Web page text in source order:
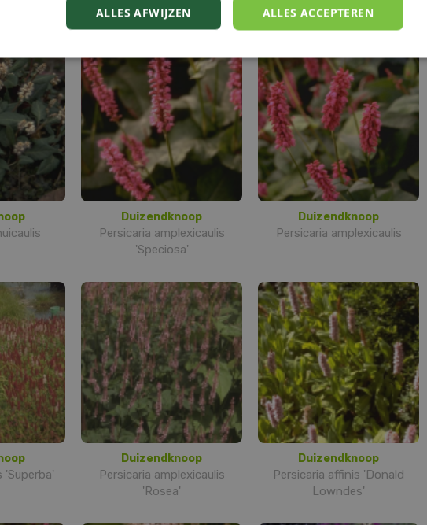
'September Spires'
'Inverleith'
Duizendknoop
Persicaria amplexicaulis
'Speciosa'
Duizendknoop
Persicaria amplexicaulis
'Superba'
Duizendknoop
Persicaria amplexicaulis
'Rosea'
Duizendknoop
Persicaria affinis 'Donald
Lowndes'
ALLES ACCEPTEREN
ALLES AFWIJZEN